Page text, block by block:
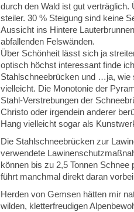
durch den Wald ist gut
steiler. 30 % Steigung sind keine
Aussicht ins Hintere
abfallenden Felswänden.
Über Schönheit lässt sich ja
optisch höchst interessant finde
Stahlschneebrücken und …ja, wie
vielleicht. Die Monotonie der
Stahl-Verstrebungen der
Christo oder irgendein anderer
Hang vielleicht sogar als
Die Stahlschneebrücken zur
verwendete
können bis zu 2,5 Tonnen
führt manchmal direkt daran
Herden von Gemsen hätten mir
wilden, kletterfreudigen